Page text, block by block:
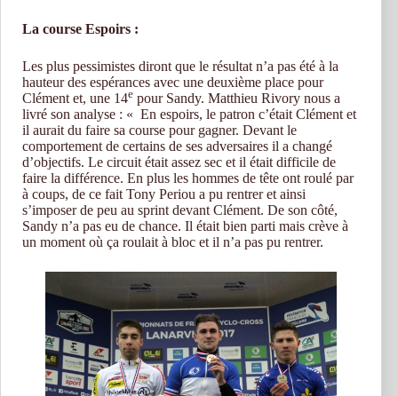
La course Espoirs :
Les plus pessimistes diront que le résultat n’a pas été à la
hauteur des espérances avec une deuxième place pour
Clément et, une 14e pour Sandy. Matthieu Rivory nous a
livré son analyse : « En espoirs, le patron c’était Clément et
il aurait du faire sa course pour gagner. Devant le
comportement de certains de ses adversaires il a changé
d’objectifs. Le circuit était assez sec et il était difficile de
faire la différence. En plus les hommes de tête ont roulé par
à coups, de ce fait Tony Periou a pu rentrer et ainsi
s’imposer de peu au sprint devant Clément. De son côté,
Sandy n’a pas eu de chance. Il était bien parti mais crève à
un moment où ça roulait à bloc et il n’a pas pu rentrer.